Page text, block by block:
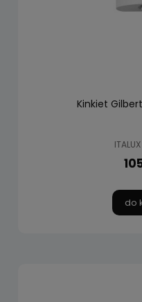
Kinkiet
do